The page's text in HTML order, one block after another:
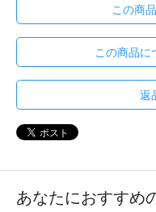
この商
この商品に
返
あなたにおすすめ